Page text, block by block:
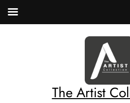
The Artist